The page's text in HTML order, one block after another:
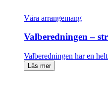
Våra arrangemang
Valberedningen –
Valberedningen har en
Läs mer